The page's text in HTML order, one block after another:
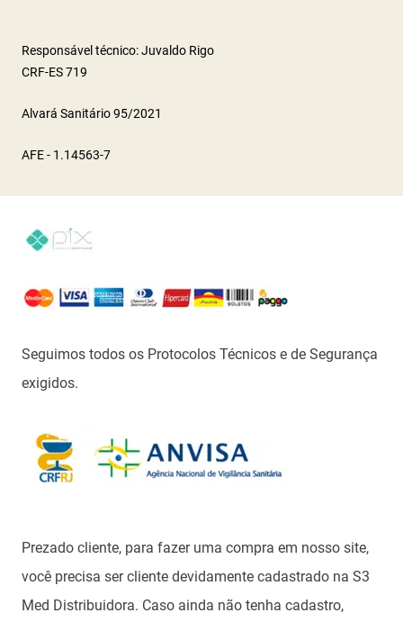
Responsável técnico: Juvaldo Rigo
CRF-ES 719
Alvará Sanitário 95/2021
AFE - 1.14563-7
Seguimos todos os Protocolos Técnicos e de Segurança
exigidos.
Prezado cliente, para fazer uma compra em nosso site,
você precisa ser cliente devidamente cadastrado na S3
Med Distribuidora. Caso ainda não tenha cadastro,